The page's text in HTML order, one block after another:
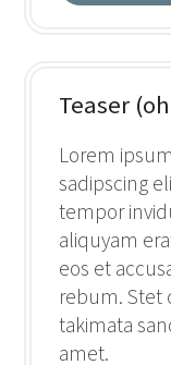
Teaser
Lorem
sadipscing
tempor
aliquyam
eos et
rebum. Stet
takimata
amet.